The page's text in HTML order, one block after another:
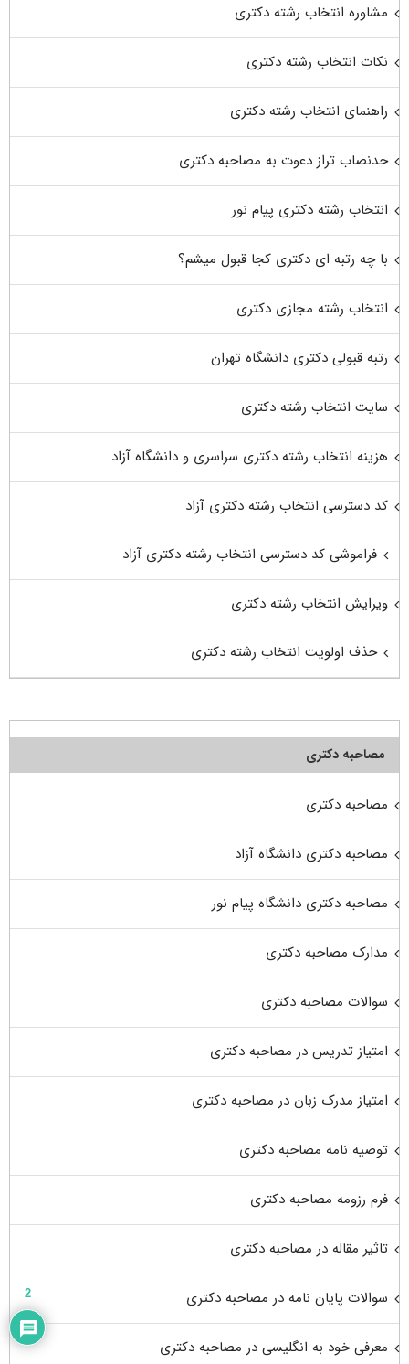
مشاوره انتخاب رشته دکتری
نکات انتخاب رشته دکتری
راهنمای انتخاب رشته دکتری
حدنصاب تراز دعوت به مصاحبه دکتری
انتخاب رشته دکتری پیام نور
با چه رتبه ای دکتری کجا قبول میشم؟
انتخاب رشته مجازی دکتری
رتبه قبولی دکتری دانشگاه تهران
سایت انتخاب رشته دکتری
هزینه انتخاب رشته دکتری سراسری و دانشگاه آزاد
کد دسترسی انتخاب رشته دکتری آزاد
فراموشی کد دسترسی انتخاب رشته دکتری آزاد
ویرایش انتخاب رشته دکتری
حذف اولویت انتخاب رشته دکتری
مصاحبه دکتری
مصاحبه دکتری
مصاحبه دکتری دانشگاه آزاد
مصاحبه دکتری دانشگاه پیام نور
مدارک مصاحبه دکتری
سوالات مصاحبه دکتری
امتیاز تدریس در مصاحبه دکتری
امتیاز مدرک زبان در مصاحبه دکتری
توصیه نامه مصاحبه دکتری
فرم رزومه مصاحبه دکتری
تاثیر مقاله در مصاحبه دکتری
سوالات پایان نامه در مصاحبه دکتری
معرفی خود به انگلیسی در مصاحبه دکتری
2